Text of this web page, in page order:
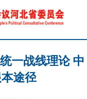
一战线理论 中
途径